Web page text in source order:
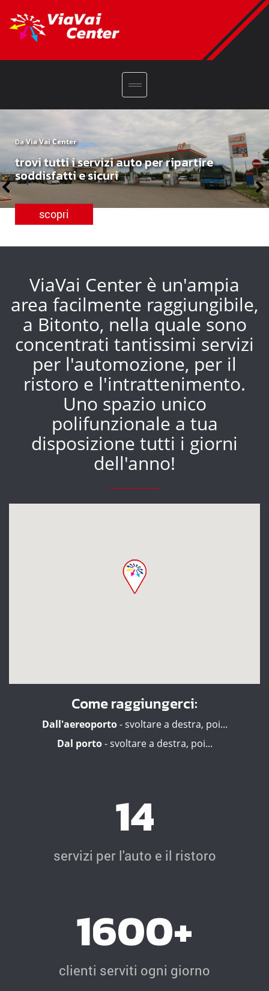
DaVia Vai Center
trovi tutti i servizi auto per ripartire
soddisfatti e sicuri
scopri
ViaVai Center è un'ampia
area facilmente raggiungibile,
a Bitonto, nella quale sono
concentrati tantissimi servizi
per l'automozione, per il
ristoro e l'intrattenimento.
Uno spazio unico
polifunzionale a tua
disposizione tutti i giorni
dell'anno!
Come raggiungerci:
Dall'aereoporto- svoltare a destra, poi...
Dal porto- svoltare a destra, poi...
14
servizi per l'auto e il ristoro
1600+
clienti serviti ogni giorno